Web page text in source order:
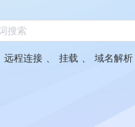
远程连接 挂载 域名解析